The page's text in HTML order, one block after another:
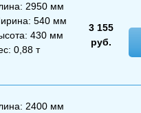
2950 мм
540 мм
430 мм
0,88 т
3 155
руб.
2400 мм